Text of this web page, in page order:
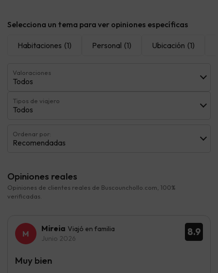
Selecciona un tema para ver opiniones específicas
Habitaciones (1) Personal (1) Ubicación (1)
Valoraciones
Todos
Tipos de viajero
Todos
Ordenar por:
Recomendadas
Opiniones reales
Opiniones de clientes reales de Buscounchollo.com, 100%
verificadas.
8.9
Mireia Viajó en familia
Junio 2026
Muy bien